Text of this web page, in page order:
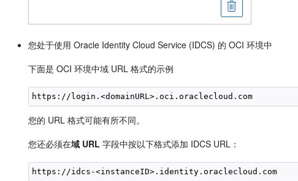
您处于使用 Oracle Identity Cloud Service (IDCS) 的 OCI 环境中
下面是 OCI 环境中域 URL 格式的示例
https://login.<domainURL>.oci.oraclecloud.com
您的 URL 格式可能有所不同。
您还必须在域 URL 字段中按以下格式添加 IDCS URL：
https://idcs-<instanceID>.identity.oraclecloud.com